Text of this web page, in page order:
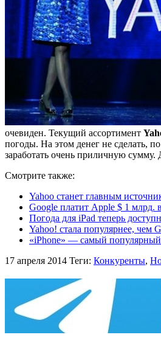
очевиден. Текущий ассортимент
погоды. На этом денег не сделать,
заработать очень приличную
Смотрите также:
Yahoo станет главным
Google платит Apple $ 1 млрд.
Погода для iPad теперь
Yahoo! стала популярнее, чем
«iPhone» — самый популярный
17 апреля 2014 Теги: Конкуренты,